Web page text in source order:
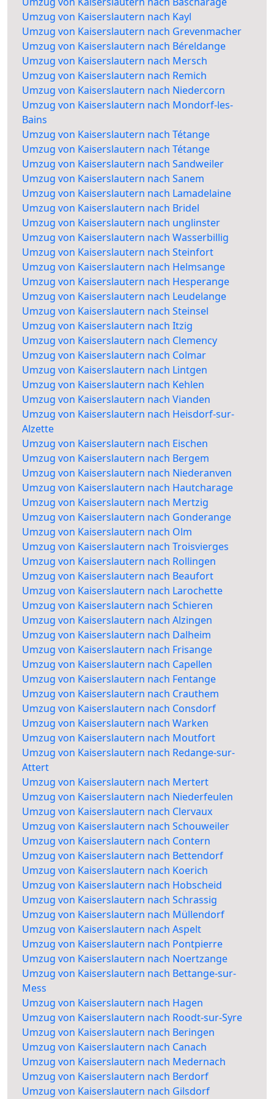
Umzug von Kaiserslautern nach Kayl
Umzug von Kaiserslautern nach Grevenmacher
Umzug von Kaiserslautern nach Béreldange
Umzug von Kaiserslautern nach Mersch
Umzug von Kaiserslautern nach Remich
Umzug von Kaiserslautern nach Niedercorn
Umzug von Kaiserslautern nach Mondorf-les-
Bains
Umzug von Kaiserslautern nach Tétange
Umzug von Kaiserslautern nach Tétange
Umzug von Kaiserslautern nach Sandweiler
Umzug von Kaiserslautern nach Sanem
Umzug von Kaiserslautern nach Lamadelaine
Umzug von Kaiserslautern nach Bridel
Umzug von Kaiserslautern nach unglinster
Umzug von Kaiserslautern nach Wasserbillig
Umzug von Kaiserslautern nach Steinfort
Umzug von Kaiserslautern nach Helmsange
Umzug von Kaiserslautern nach Hesperange
Umzug von Kaiserslautern nach Leudelange
Umzug von Kaiserslautern nach Steinsel
Umzug von Kaiserslautern nach Itzig
Umzug von Kaiserslautern nach Clemency
Umzug von Kaiserslautern nach Colmar
Umzug von Kaiserslautern nach Lintgen
Umzug von Kaiserslautern nach Kehlen
Umzug von Kaiserslautern nach Vianden
Umzug von Kaiserslautern nach Heisdorf-sur-
Alzette
Umzug von Kaiserslautern nach Eischen
Umzug von Kaiserslautern nach Bergem
Umzug von Kaiserslautern nach Niederanven
Umzug von Kaiserslautern nach Hautcharage
Umzug von Kaiserslautern nach Mertzig
Umzug von Kaiserslautern nach Gonderange
Umzug von Kaiserslautern nach Olm
Umzug von Kaiserslautern nach Troisvierges
Umzug von Kaiserslautern nach Rollingen
Umzug von Kaiserslautern nach Beaufort
Umzug von Kaiserslautern nach Larochette
Umzug von Kaiserslautern nach Schieren
Umzug von Kaiserslautern nach Alzingen
Umzug von Kaiserslautern nach Dalheim
Umzug von Kaiserslautern nach Frisange
Umzug von Kaiserslautern nach Capellen
Umzug von Kaiserslautern nach Fentange
Umzug von Kaiserslautern nach Crauthem
Umzug von Kaiserslautern nach Consdorf
Umzug von Kaiserslautern nach Warken
Umzug von Kaiserslautern nach Moutfort
Umzug von Kaiserslautern nach Redange-sur-
Attert
Umzug von Kaiserslautern nach Mertert
Umzug von Kaiserslautern nach Niederfeulen
Umzug von Kaiserslautern nach Clervaux
Umzug von Kaiserslautern nach Schouweiler
Umzug von Kaiserslautern nach Contern
Umzug von Kaiserslautern nach Bettendorf
Umzug von Kaiserslautern nach Koerich
Umzug von Kaiserslautern nach Hobscheid
Umzug von Kaiserslautern nach Schrassig
Umzug von Kaiserslautern nach Müllendorf
Umzug von Kaiserslautern nach Aspelt
Umzug von Kaiserslautern nach Pontpierre
Umzug von Kaiserslautern nach Noertzange
Umzug von Kaiserslautern nach Bettange-sur-
Mess
Umzug von Kaiserslautern nach Hagen
Umzug von Kaiserslautern nach Roodt-sur-Syre
Umzug von Kaiserslautern nach Beringen
Umzug von Kaiserslautern nach Canach
Umzug von Kaiserslautern nach Medernach
Umzug von Kaiserslautern nach Berdorf
Umzug von Kaiserslautern nach Gilsdorf